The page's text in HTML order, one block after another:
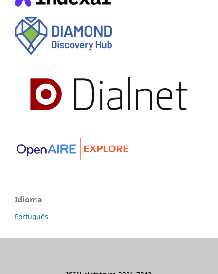
Idioma
Português